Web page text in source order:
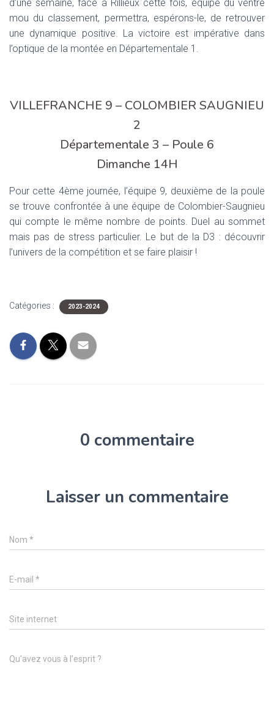
d’une semaine, face à Rillieux cette fois, équipe du ventre
mou du classement, permettra, espérons-le, de retrouver
une dynamique positive. La victoire est impérative dans
l’optique de la montée en Départementale 1.
VILLEFRANCHE 9 – COLOMBIER SAUGNIEU
2
Départementale 3 – Poule 6
Dimanche 14H
Pour cette 4ème journée, l’équipe 9, deuxième de la poule
se trouve confrontée à une équipe de Colombier-Saugnieu
qui compte le même nombre de points. Duel au sommet
mais pas de stress particulier. Le but de la D3 : découvrir
l’univers de la compétition et se faire plaisir !
Catégories : 2023-2024
0 commentaire
Laisser un commentaire
Nom *
E-mail *
Site internet
Qu’avez vous à l’esprit ?